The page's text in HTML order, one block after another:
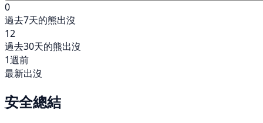
0
過去7天的熊出沒
12
過去30天的熊出沒
1週前
最新出沒
安全總結